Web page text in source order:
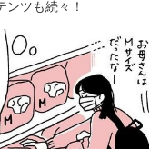
ツも続々！